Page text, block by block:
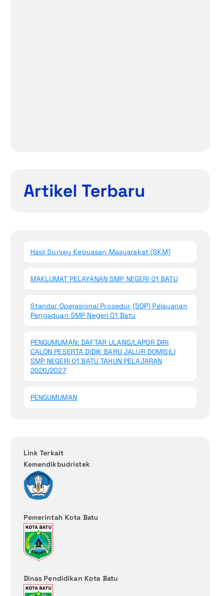
Artikel Terbaru
Hasil Survey Kepuasan Masyarakat (SKM)
MAKLUMAT PELAYANAN SMP NEGERI 01 BATU
Standar Operasional Prosedur (SOP) Pelayanan
Pengaduan SMP Negeri 01 Batu
PENGUMUMAN: DAFTAR ULANG/LAPOR DIRI
CALON PESERTA DIDIK BARU JALUR DOMISILI
SMP NEGERI 01 BATU TAHUN PELAJARAN
2026/2027
PENGUMUMAN
Link Terkait
Kemendikbudristek
Pemerintah Kota Batu
Dinas Pendidikan Kota Batu